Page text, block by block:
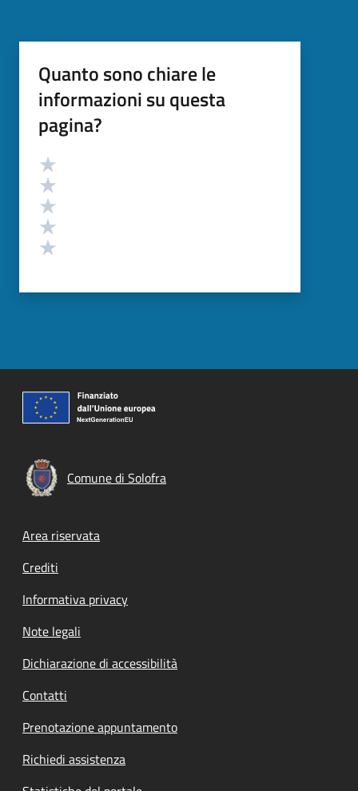
Quanto sono chiare le
informazioni su questa
pagina?
Valutazione
Comune di Solofra
Footer menu
Area riservata
Crediti
Informativa privacy
Note legali
Dichiarazione di accessibilità
Contatti
Prenotazione appuntamento
Richiedi assistenza